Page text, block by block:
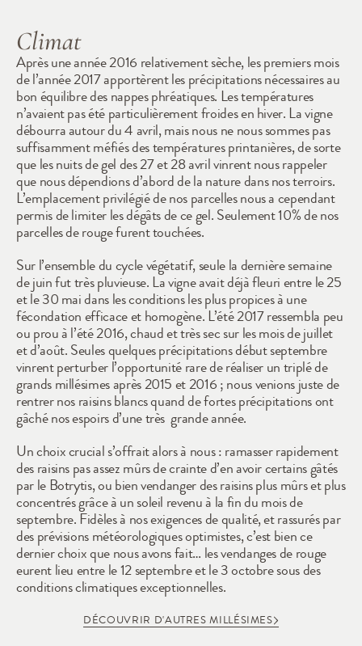
DÉCOUVRIR D'AUTRES MILLÉSIMES
Climat
Après une année 2016 relativement sèche, les premiers mois
de l’année 2017 apportèrent les précipitations nécessaires au
bon équilibre des nappes phréatiques. Les températures
n’avaient pas été particulièrement froides en hiver. La vigne
débourra autour du 4 avril, mais nous ne nous sommes pas
suffisamment méfiés des températures printanières, de sorte
que les nuits de gel des 27 et 28 avril vinrent nous rappeler
que nous dépendions d’abord de la nature dans nos terroirs.
L’emplacement privilégié de nos parcelles nous a cependant
permis de limiter les dégâts de ce gel. Seulement 10% de nos
parcelles de rouge furent touchées.
Sur l’ensemble du cycle végétatif, seule la dernière semaine
de juin fut très pluvieuse. La vigne avait déjà fleuri entre le 25
et le 30 mai dans les conditions les plus propices à une
fécondation efficace et homogène. L’été 2017 ressembla peu
ou prou à l’été 2016, chaud et très sec sur les mois de juillet
et d’août. Seules quelques précipitations début septembre
vinrent perturber l’opportunité rare de réaliser un triplé de
grands millésimes après 2015 et 2016 ; nous venions juste de
rentrer nos raisins blancs quand de fortes précipitations ont
gâché nos espoirs d’une très  grande année.
Un choix crucial s’offrait alors à nous : ramasser rapidement
des raisins pas assez mûrs de crainte d’en avoir certains gâtés
par le Botrytis, ou bien vendanger des raisins plus mûrs et plus
concentrés grâce à un soleil revenu à la fin du mois de
septembre. Fidèles à nos exigences de qualité, et rassurés par
des prévisions météorologiques optimistes, c’est bien ce
dernier choix que nous avons fait… les vendanges de rouge
eurent lieu entre le 12 septembre et le 3 octobre sous des
conditions climatiques exceptionnelles.